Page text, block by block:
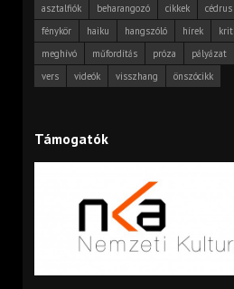
asztalfiók beharangozó cikkek cédrus
fénykör
haiku hangszóló hírek
meghívó
műfordítás próza pályázat
vers
videók visszhang önszócikk
Támogatók